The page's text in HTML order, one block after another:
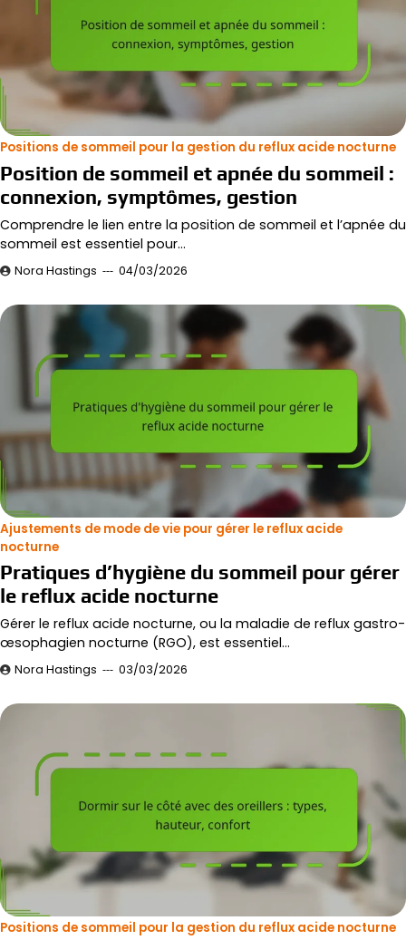
Positions de sommeil pour la gestion du reflux acide nocturne
Position de sommeil et apnée du sommeil :
connexion, symptômes, gestion
Comprendre le lien entre la position de sommeil et l’apnée du
sommeil est essentiel pour…
Nora Hastings 04/03/2026
Ajustements de mode de vie pour gérer le reflux acide
nocturne
Pratiques d’hygiène du sommeil pour gérer
le reflux acide nocturne
Gérer le reflux acide nocturne, ou la maladie de reflux gastro-
œsophagien nocturne (RGO), est essentiel…
Nora Hastings 03/03/2026
Positions de sommeil pour la gestion du reflux acide nocturne